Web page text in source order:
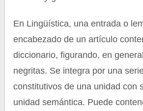
En Lingüística, una entrada o
encabezado de un artículo
diccionario, figurando, en
negritas. Se integra por una
constitutivos de una unidad con
unidad semántica. Puede